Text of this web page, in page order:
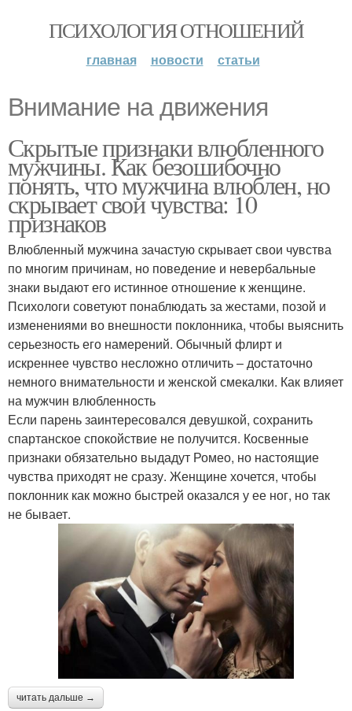
ПСИХОЛОГИЯ ОТНОШЕНИЙ
главная новости статьи
Внимание на движения
Скрытые признаки влюбленного
мужчины. Как безошибочно
понять, что мужчина влюблен, но
скрывает свои чувства: 10
признаков
Влюбленный мужчина зачастую скрывает свои чувства
по многим причинам, но поведение и невербальные
знаки выдают его истинное отношение к женщине.
Психологи советуют понаблюдать за жестами, позой и
изменениями во внешности поклонника, чтобы выяснить
серьезность его намерений. Обычный флирт и
искреннее чувство несложно отличить – достаточно
немного внимательности и женской смекалки. Как влияет
на мужчин влюбленность
Если парень заинтересовался девушкой, сохранить
спартанское спокойствие не получится. Косвенные
признаки обязательно выдадут Ромео, но настоящие
чувства приходят не сразу. Женщине хочется, чтобы
поклонник как можно быстрей оказался у ее ног, но так
не бывает.
читать дальше →